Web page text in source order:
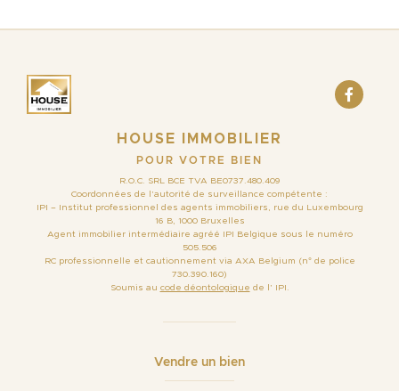
HOUSE IMMOBILIER
POUR VOTRE BIEN
R.O.C. SRL BCE TVA BE0737.480.409
Coordonnées de l’autorité de surveillance compétente :
IPI – Institut professionnel des agents immobiliers, rue du Luxembourg
16 B, 1000 Bruxelles
Agent immobilier intermédiaire agréé IPI Belgique sous le numéro
505.506
RC professionnelle et cautionnement via AXA Belgium (n° de police
730.390.160)
Soumis au code déontologique de l’ IPI.
Vendre un bien